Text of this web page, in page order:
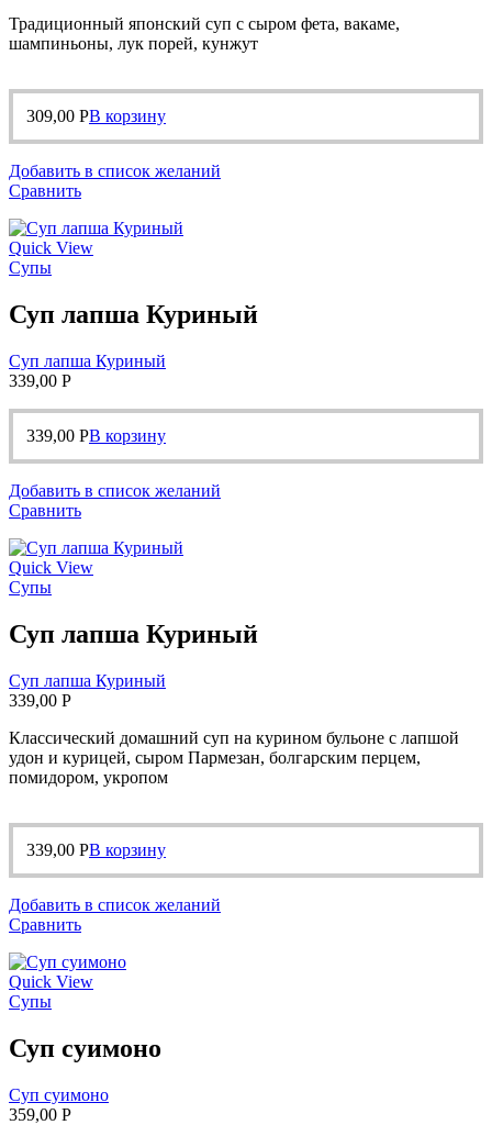
Традиционный японский суп с сыром фета, вакаме,
шампиньоны, лук порей, кунжут
309,00 РВ корзину
Добавить в список желаний
Сравнить
Quick View
Супы
Суп лапша Куриный
Суп лапша Куриный
339,00 Р
339,00 РВ корзину
Добавить в список желаний
Сравнить
Quick View
Супы
Суп лапша Куриный
Суп лапша Куриный
339,00 Р
Классический домашний суп на курином бульоне с лапшой
удон и курицей, сыром Пармезан, болгарским перцем,
помидором, укропом
339,00 РВ корзину
Добавить в список желаний
Сравнить
Quick View
Супы
Суп суимоно
Суп суимоно
359,00 Р